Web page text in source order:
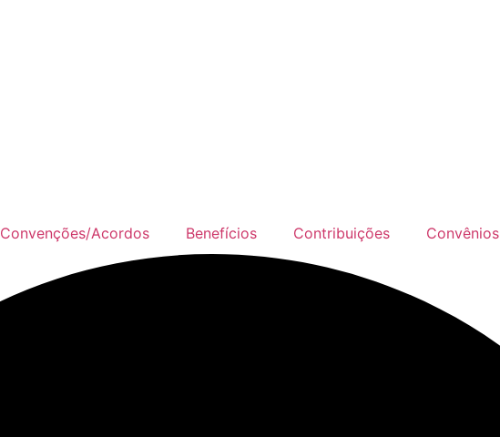
Convenções/Acordos Benefícios Contribuições Convênios